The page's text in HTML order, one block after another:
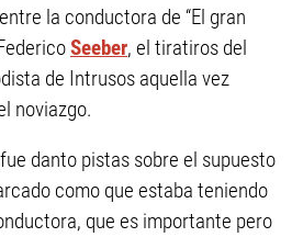
la conductora de “El gran
Seeber, el tiratiros del
de Intrusos aquella vez
noviazgo.
danto pistas sobre el supuesto
como que estaba teniendo
que es importante pero